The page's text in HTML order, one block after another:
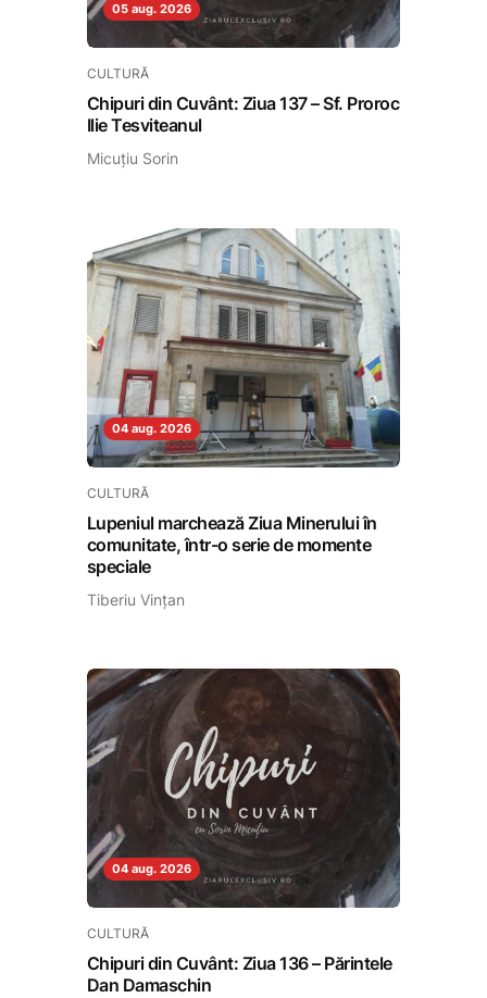
05 aug. 2026
CULTURĂ
Chipuri din Cuvânt: Ziua 137 – Sf. Proroc
Ilie Tesviteanul
Micuțiu Sorin
04 aug. 2026
CULTURĂ
Lupeniul marchează Ziua Minerului în
comunitate, într-o serie de momente
speciale
Tiberiu Vințan
04 aug. 2026
CULTURĂ
Chipuri din Cuvânt: Ziua 136 – Părintele
Dan Damaschin